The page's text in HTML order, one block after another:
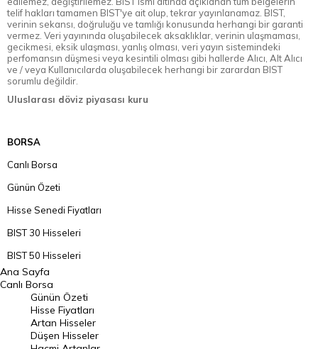
telif hakları tamamen BIST'ye ait olup, tekrar yayınlanamaz. BIST,
verinin sekansı, doğruluğu ve tamlığı konusunda herhangi bir garanti
vermez. Veri yayınında oluşabilecek aksaklıklar, verinin ulaşmaması,
gecikmesi, eksik ulaşması, yanlış olması, veri yayın sistemindeki
perfomansın düşmesi veya kesintili olması gibi hallerde Alıcı, Alt Alıcı
ve / veya Kullanıcılarda oluşabilecek herhangi bir zarardan BIST
sorumlu değildir.
Uluslarası döviz piyasası kuru
BORSA
Canlı Borsa
Günün Özeti
Hisse Senedi Fiyatları
BIST 30 Hisseleri
BIST 50 Hisseleri
BIST 100 Hisseleri
En Çok Artan Hisseler
En Çok Düşen Hisseler
Hacmi Artanlar
Ana Sayfa
Canlı Borsa
Günün Özeti
Hisse Fiyatları
Artan Hisseler
Düşen Hisseler